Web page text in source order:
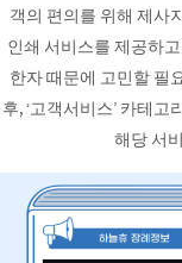
객의 편의를 위해 제사
인쇄 서비스를 제공하
한자 때문에 고민할 필
후, ‘고객서비스’ 카테고
해당 서